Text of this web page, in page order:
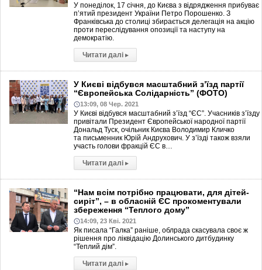
У понеділок, 17 січня, до Києва з відрядження прибуває
п’ятий президент України Петро Порошенко. З
Франківська до столиці збирається делегація на акцію
проти переслідування опозиції та наступу на
демократію.
Читати далі ▸
У Києві відбувся масштабний з’їзд партії
“Європейська Солідарність” (ФОТО)
13:09, 08 Чер. 2021
У Києві відбувся масштабний з’їзд “ЄС”. Учасників з’їзду
привітали Президент Європейської народної партії
Дональд Туск, очільник Києва Володимир Кличко
та письменник Юрій Андрухович. У з’їзді також взяли
участь голови фракцій ЄС в…
Читати далі ▸
“Нам всім потрібно працювати, для дітей-
сиріт”, – в обласній ЄС прокоментували
збереження “Теплого дому”
14:09, 23 Кві. 2021
Як писала “Галка” раніше, облрада скасувала своє ж
рішення про ліквідацію Долинського дитбудинку
“Теплий дім”.
Читати далі ▸